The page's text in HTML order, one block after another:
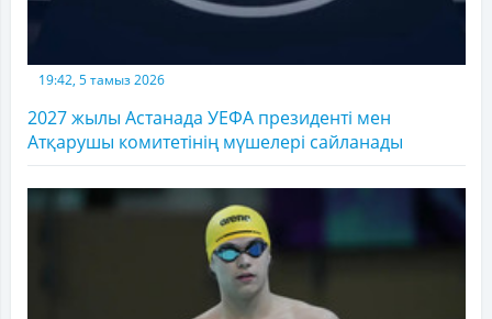
19:42, 5 тамыз 2026
2027 жылы Астанада УЕФА президенті мен
Атқарушы комитетінің мүшелері сайланады